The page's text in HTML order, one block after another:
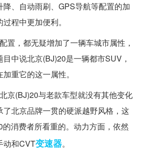
降、自动雨刷、GPS导航等配置的加
程中更加便利。
置，都无疑增加了一辆车城市属性，
中说北京(BJ)20是一辆都市SUV，
重它的这一属性。
京(BJ)20与老款车型就没有其他变化
了北京品牌一贯的硬派越野风格，这
消费者所看重的。动力方面，依然
动和CVT变速器。